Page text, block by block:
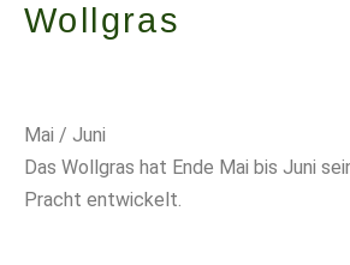
Wollgras
Mai / Juni
Das Wollgras hat Ende Mai bis Juni
Pracht entwickelt.